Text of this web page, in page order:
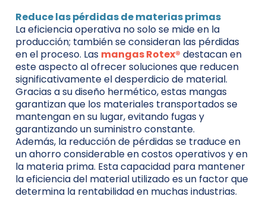
Reduce las pérdidas de materias primas
La eficiencia operativa no solo se mide en la
producción; también se consideran las pérdidas
en el proceso. Las mangas Rotex® destacan en
este aspecto al ofrecer soluciones que reducen
significativamente el desperdicio de material.
Gracias a su diseño hermético, estas mangas
garantizan que los materiales transportados se
mantengan en su lugar, evitando fugas y
garantizando un suministro constante.
Además, la reducción de pérdidas se traduce en
un ahorro considerable en costos operativos y en
la materia prima. Esta capacidad para mantener
la eficiencia del material utilizado es un factor que
determina la rentabilidad en muchas industrias.